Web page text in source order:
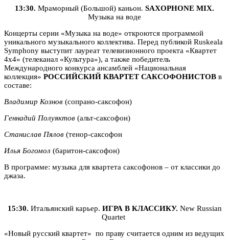
13:30. Мраморный (Большой) каньон. SAXOPHONE MIX.
Музыка на воде
Концерты серии «Музыка на воде» откроются программой
уникального музыкального коллектива. Перед публикой Ruskeala
Symphony выступит лауреат телевизионного проекта «Квартет
4х4» (телеканал «Культура»), а также победитель
Международного конкурса ансамблей «Национальная
коллекция» РОССИЙСКИЙ КВАРТЕТ САКСОФОНИСТОВ в
составе:
Владимир Кознов (сопрано-саксофон)
Геннадий Полуяктов (альт-саксофон)
Станислав Пялов (тенор-саксофон
Илья Богомол (баритон-саксофон)
В программе: музыка для квартета саксофонов – от классики до
джаза.
15:30. Итальянский карьер. ИГРА В КЛАССИКУ. New Russian
Quartet
«Новый русский квартет» по праву считается одним из ведущих